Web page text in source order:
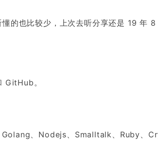
的也比较少，上次去听分享还是 19 年 8
GitHub。
Golang、Nodejs、Smalltalk、Ruby、